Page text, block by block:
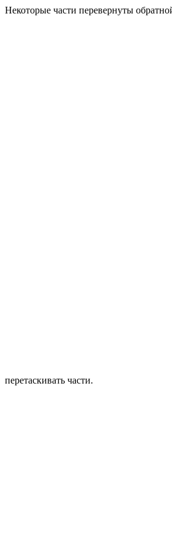
Некоторые части перевернуты
перетаскивать части.